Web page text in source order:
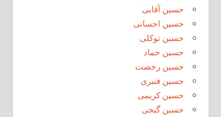
حسین آقایی
حسین احسانی
حسین توکلی
حسین حماد
حسین رخصت
حسین قنبری
حسین کریمی
حسین گنجی